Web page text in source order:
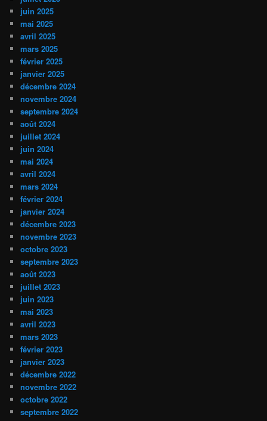
juin 2025
mai 2025
avril 2025
mars 2025
février 2025
janvier 2025
décembre 2024
novembre 2024
septembre 2024
août 2024
juillet 2024
juin 2024
mai 2024
avril 2024
mars 2024
février 2024
janvier 2024
décembre 2023
novembre 2023
octobre 2023
septembre 2023
août 2023
juillet 2023
juin 2023
mai 2023
avril 2023
mars 2023
février 2023
janvier 2023
décembre 2022
novembre 2022
octobre 2022
septembre 2022